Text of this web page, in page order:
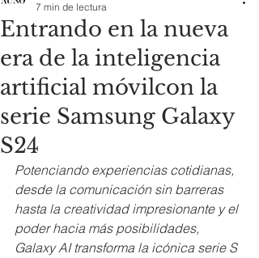
Entrando en la nueva
era de la inteligencia
artificial móvilcon la
serie Samsung Galaxy
S24
7 min de lectura
Potenciando experiencias cotidianas,
desde la comunicación sin barreras
hasta la creatividad impresionante y el
poder hacia más posibilidades,
Galaxy AI transforma la icónica serie S